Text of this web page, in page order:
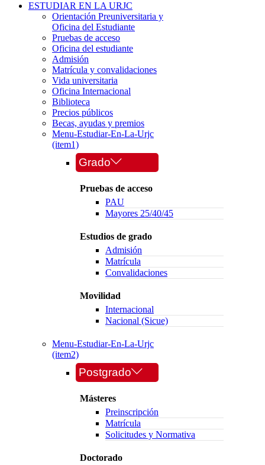
ESTUDIAR EN LA URJC
Orientación Preuniversitaria y
Oficina del Estudiante
Pruebas de acceso
Oficina del estudiante
Admisión
Matrícula y convalidaciones
Vida universitaria
Oficina Internacional
Biblioteca
Precios públicos
Becas, ayudas y premios
Menu-Estudiar-En-La-Urjc
(item1)
Grado
Pruebas de acceso
PAU
Mayores 25/40/45
Estudios de grado
Admisión
Matrícula
Convalidaciones
Movilidad
Internacional
Nacional (Sicue)
Menu-Estudiar-En-La-Urjc
(item2)
Postgrado
Másteres
Preinscripción
Matrícula
Solicitudes y Normativa
Doctorado